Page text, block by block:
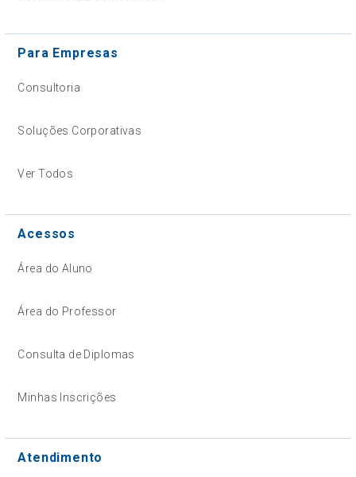
Para Empresas
Consultoria
Soluções Corporativas
Ver Todos
Acessos
Área do Aluno
Área do Professor
Consulta de Diplomas
Minhas Inscrições
Atendimento